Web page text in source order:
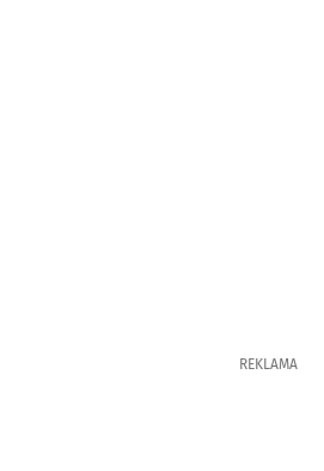
REKLAMA